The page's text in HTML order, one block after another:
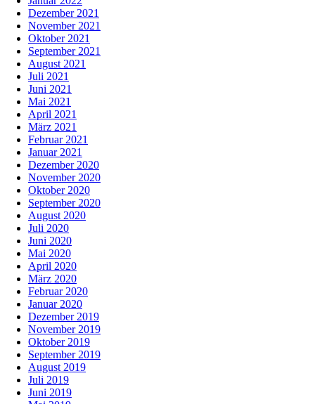
Dezember 2021
November 2021
Oktober 2021
September 2021
August 2021
Juli 2021
Juni 2021
Mai 2021
April 2021
März 2021
Februar 2021
Januar 2021
Dezember 2020
November 2020
Oktober 2020
September 2020
August 2020
Juli 2020
Juni 2020
Mai 2020
April 2020
März 2020
Februar 2020
Januar 2020
Dezember 2019
November 2019
Oktober 2019
September 2019
August 2019
Juli 2019
Juni 2019